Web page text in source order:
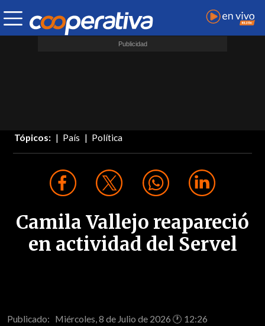
Tópicos: País Política
Camila Vallejo reapareció
en actividad del Servel
Publicado: Miércoles, 8 de Julio de 2026 🕐 12:26